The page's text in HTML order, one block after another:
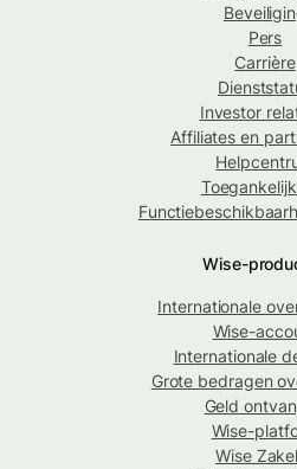
Pers
Carrière
Investor
Affiliates en
Wise-
Internationale
Wise-
Internationale
Grote bedragen
Geld
Wise-
Wise